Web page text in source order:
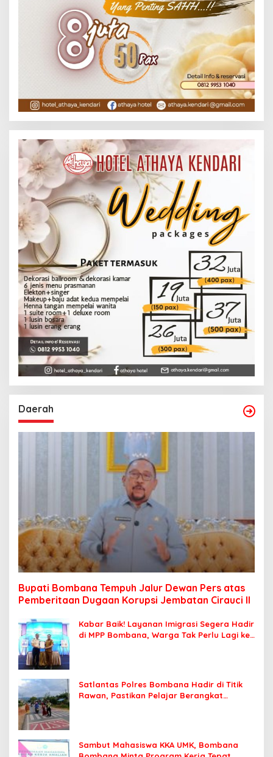
Daerah
Bupati Bombana Tempuh Jalur Dewan Pers atas
Pemberitaan Dugaan Korupsi Jembatan Cirauci II
Kabar Baik! Layanan Imigrasi Segera Hadir
di MPP Bombana, Warga Tak Perlu Lagi ke
Satlantas Polres Bombana Hadir di Titik
Rawan, Pastikan Pelajar Berangkat
Sambut Mahasiswa KKA UMK, Bombana